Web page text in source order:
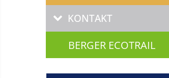
KONTAKT
BERGER ECOTRAIL